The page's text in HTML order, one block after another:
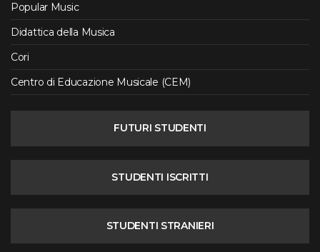
Popular Music
Didattica della Musica
Cori
Centro di Educazione Musicale (CEM)
FUTURI STUDENTI
STUDENTI ISCRITTI
STUDENTI STRANIERI